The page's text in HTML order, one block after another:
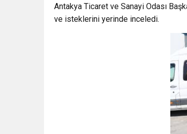
Antakya Ticaret ve Sanayi Odası
ve isteklerini yerinde inceledi.